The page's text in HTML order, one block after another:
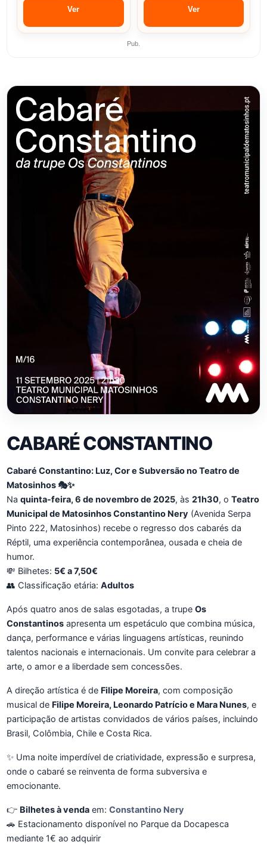
Ver Ver
Pub.
CABARÉ CONSTANTINO
Cabaré Constantino: Luz, Cor e Subversão no Teatro de
Matosinhos 🎭✨
Na quinta-feira, 6 de novembro de 2025, às 21h30, o Teatro
Municipal de Matosinhos Constantino Nery (Avenida Serpa
Pinto 222, Matosinhos) recebe o regresso dos cabarés da
Réptil, uma experiência contemporânea, ousada e cheia de
humor.
💸 Bilhetes: 5€ a 7,50€
👥 Classificação etária: Adultos
Após quatro anos de salas esgotadas, a trupe Os
Constantinos apresenta um espetáculo que combina música,
dança, performance e várias linguagens artísticas, reunindo
talentos nacionais e internacionais. Um convite para celebrar a
arte, o amor e a liberdade sem concessões.
A direção artística é de Filipe Moreira, com composição
musical de Filipe Moreira, Leonardo Patrício e Mara Nunes, e
participação de artistas convidados de vários países, incluindo
Brasil, Colômbia, Chile e Costa Rica.
✨ Uma noite imperdível de criatividade, expressão e surpresa,
onde o cabaré se reinventa de forma subversiva e
emocionante.
👉 Bilhetes à venda em: Constantino Nery
🚗 Estacionamento disponível no Parque da Docapesca
mediante 1€ ao adquirir